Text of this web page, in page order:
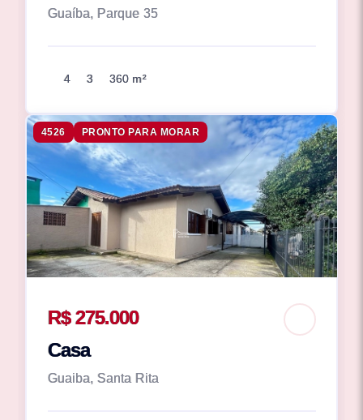
Guaíba, Parque 35
4 3 360 m²
4526 PRONTO PARA MORAR
R$ 275.000
Casa
Guaiba, Santa Rita